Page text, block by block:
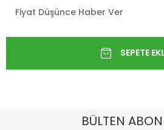
Fiyat Düşünce Haber Ver
BÜLTEN